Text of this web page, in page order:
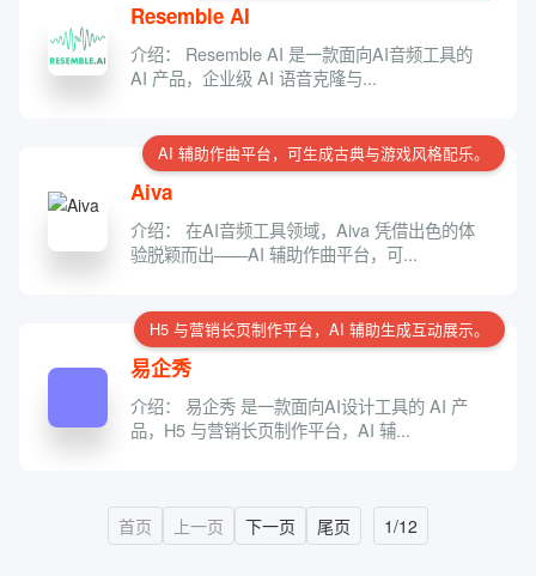
Resemble AI
介绍： Resemble AI 是一款面向AI音频工具的
AI 产品，企业级 AI 语音克隆与...
AI 辅助作曲平台，可生成古典与游戏风格配乐。
Aiva
介绍： 在AI音频工具领域，Aiva 凭借出色的体
验脱颖而出——AI 辅助作曲平台，可...
H5 与营销长页制作平台，AI 辅助生成互动展示。
易企秀
介绍： 易企秀 是一款面向AI设计工具的 AI 产
品，H5 与营销长页制作平台，AI 辅...
首页 上一页 下一页 尾页 1/12